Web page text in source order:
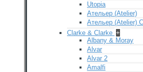
Utopia
Ательер (Atelier)
Ательер (Atelier)
Clarke & Clarke +
Albany & Moray
Alvar
Alvar 2
Amalfi